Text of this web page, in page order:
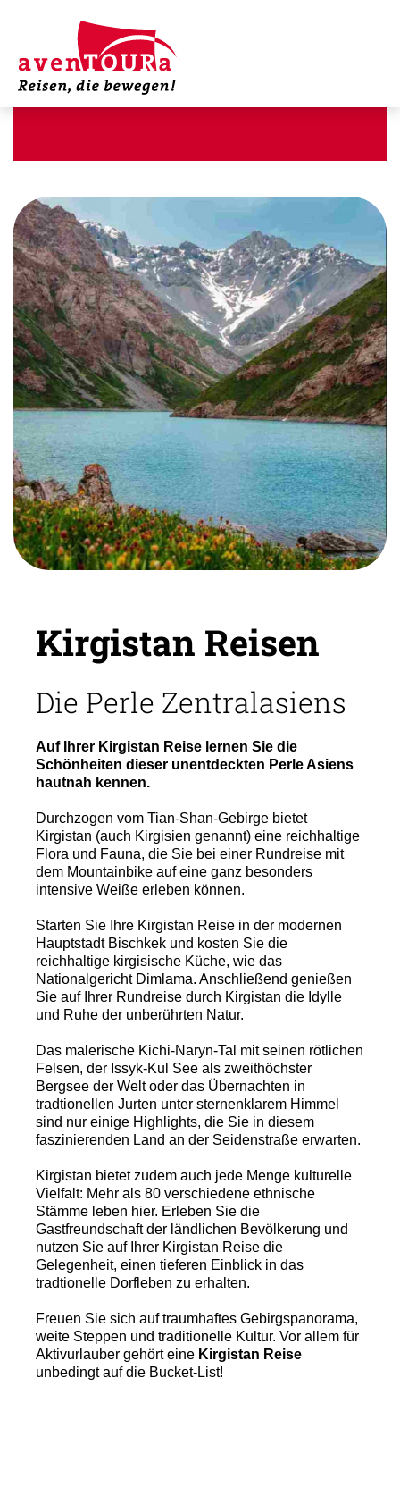
Kirgistan Reisen
Die Perle Zentralasiens
Auf Ihrer Kirgistan Reise lernen Sie die
Schönheiten dieser unentdeckten Perle Asiens
hautnah kennen.
Durchzogen vom Tian-Shan-Gebirge bietet
Kirgistan (auch Kirgisien genannt) eine reichhaltige
Flora und Fauna, die Sie bei einer Rundreise mit
dem Mountainbike auf eine ganz besonders
intensive Weiße erleben können.
Starten Sie Ihre Kirgistan Reise in der modernen
Hauptstadt Bischkek und kosten Sie die
reichhaltige kirgisische Küche, wie das
Nationalgericht Dimlama. Anschließend genießen
Sie auf Ihrer Rundreise durch Kirgistan die Idylle
und Ruhe der unberührten Natur.
Das malerische Kichi-Naryn-Tal mit seinen rötlichen
Felsen, der Issyk-Kul See als zweithöchster
Bergsee der Welt oder das Übernachten in
tradtionellen Jurten unter sternenklarem Himmel
sind nur einige Highlights, die Sie in diesem
faszinierenden Land an der Seidenstraße erwarten.
Kirgistan bietet zudem auch jede Menge kulturelle
Vielfalt: Mehr als 80 verschiedene ethnische
Stämme leben hier. Erleben Sie die
Gastfreundschaft der ländlichen Bevölkerung und
nutzen Sie auf Ihrer Kirgistan Reise die
Gelegenheit, einen tieferen Einblick in das
tradtionelle Dorfleben zu erhalten.
Freuen Sie sich auf traumhaftes Gebirgspanorama,
weite Steppen und traditionelle Kultur. Vor allem für
Aktivurlauber gehört eine Kirgistan Reise
unbedingt auf die Bucket-List!